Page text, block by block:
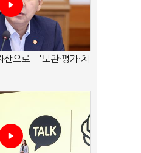
산으로…'보관·평가·처